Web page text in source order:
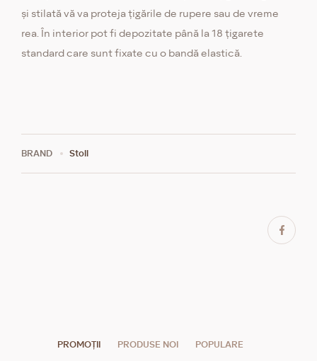
și stilată vă va proteja țigările de rupere sau de vreme
rea. În interior pot fi depozitate până la 18 țigarete
standard care sunt fixate cu o bandă elastică.
BRAND Stoll
PROMOȚII PRODUSE NOI POPULARE